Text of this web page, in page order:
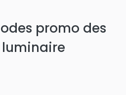
promo des